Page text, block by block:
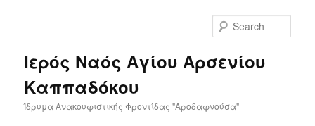
Ιερός Ναός Αγίου Αρσενίου
Καππαδόκου
Ίδρυμα Ανακουφιστικής Φροντίδας "Αροδαφνούσα"